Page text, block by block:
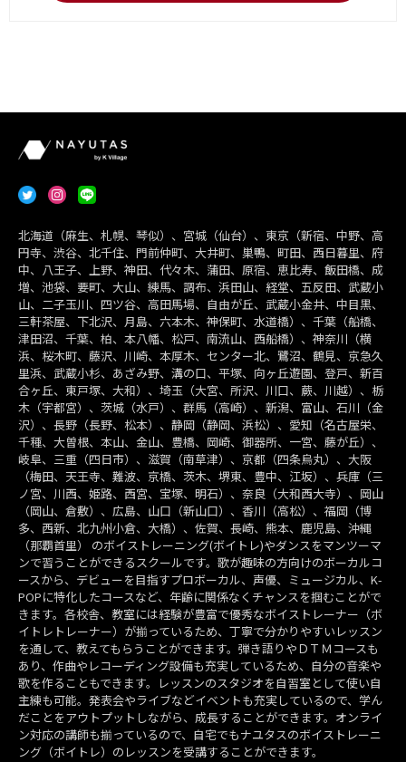
北海道（麻生、札幌、琴似）、宮城（仙台）、東京（新宿、中野、高
円寺、渋谷、北千住、門前仲町、大井町、巣鴨、町田、西日暮里、府
中、八王子、上野、神田、代々木、蒲田、原宿、恵比寿、飯田橋、成
増、池袋、要町、大山、練馬、調布、浜田山、経堂、五反田、武蔵小
山、二子玉川、四ツ谷、高田馬場、自由が丘、武蔵小金井、中目黒、
三軒茶屋、下北沢、月島、六本木、神保町、水道橋）、千葉（船橋、
津田沼、千葉、柏、本八幡、松戸、南流山、西船橋）、神奈川（横
浜、桜木町、藤沢、川崎、本厚木、センター北、鷺沼、鶴見、京急久
里浜、武蔵小杉、あざみ野、溝の口、平塚、向ヶ丘遊園、登戸、新百
合ヶ丘、東戸塚、大和）、埼玉（大宮、所沢、川口、蕨、川越）、栃
木（宇都宮）、茨城（水戸）、群馬（高崎）、新潟、富山、石川（金
沢）、長野（長野、松本）、静岡（静岡、浜松）、愛知（名古屋栄、
千種、大曽根、本山、金山、豊橋、岡崎、御器所、一宮、藤が丘）、
岐阜、三重（四日市）、滋賀（南草津）、京都（四条烏丸）、大阪
（梅田、天王寺、難波、京橋、茨木、堺東、豊中、江坂）、兵庫（三
ノ宮、川西、姫路、西宮、宝塚、明石）、奈良（大和西大寺）、岡山
（岡山、倉敷）、広島、山口（新山口）、香川（高松）、福岡（博
多、西新、北九州小倉、大橋）、佐賀、長崎、熊本、鹿児島、沖縄
（那覇首里） のボイストレーニング(ボイトレ)やダンスをマンツーマ
ンで習うことができるスクールです。歌が趣味の方向けのボーカルコ
ースから、デビューを目指すプロボーカル、声優、ミュージカル、K-
POPに特化したコースなど、年齢に関係なくチャンスを掴むことがで
きます。各校舎、教室には経験が豊富で優秀なボイストレーナー（ボ
イトレトレーナー）が揃っているため、丁寧で分かりやすいレッスン
を通して、教えてもらうことができます。弾き語りやＤＴＭコースも
あり、作曲やレコーディング設備も充実しているため、自分の音楽や
歌を作ることもできます。レッスンのスタジオを自習室として使い自
主練も可能。発表会やライブなどイベントも充実しているので、学ん
だことをアウトプットしながら、成長することができます。オンライ
ン対応の講師も揃っているので、自宅でもナユタスのボイストレーニ
ング（ボイトレ）のレッスンを受講することができます。